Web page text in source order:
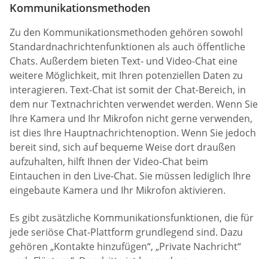
Kommunikationsmethoden
Zu den Kommunikationsmethoden gehören sowohl
Standardnachrichtenfunktionen als auch öffentliche
Chats. Außerdem bieten Text- und Video-Chat eine
weitere Möglichkeit, mit Ihren potenziellen Daten zu
interagieren. Text-Chat ist somit der Chat-Bereich, in
dem nur Textnachrichten verwendet werden. Wenn Sie
Ihre Kamera und Ihr Mikrofon nicht gerne verwenden,
ist dies Ihre Hauptnachrichtenoption. Wenn Sie jedoch
bereit sind, sich auf bequeme Weise dort draußen
aufzuhalten, hilft Ihnen der Video-Chat beim
Eintauchen in den Live-Chat. Sie müssen lediglich Ihre
eingebaute Kamera und Ihr Mikrofon aktivieren.
Es gibt zusätzliche Kommunikationsfunktionen, die für
jede seriöse Chat-Plattform grundlegend sind. Dazu
gehören „Kontakte hinzufügen“, „Private Nachricht“